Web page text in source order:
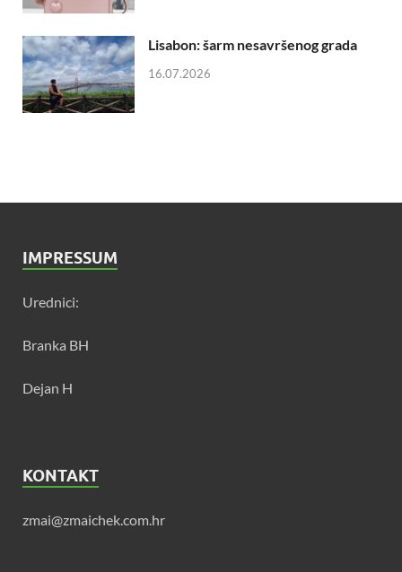
Lisabon: šarm nesavršenog grada
16.07.2026
IMPRESSUM
Urednici:
Branka BH
Dejan H
KONTAKT
zmai@zmaichek.com.hr